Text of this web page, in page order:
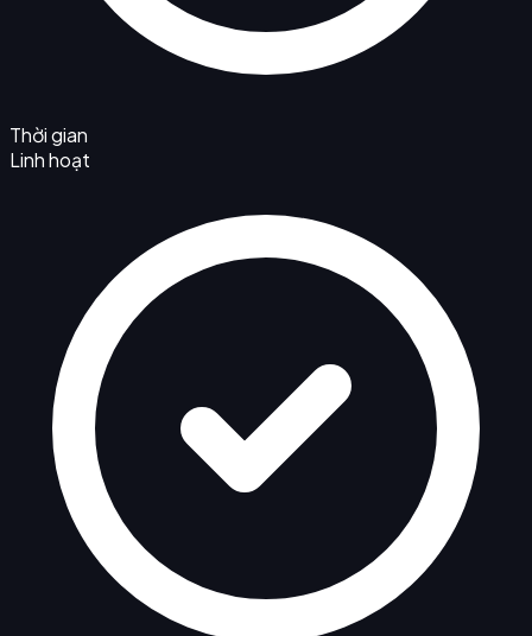
Thời gian
Linh hoạt